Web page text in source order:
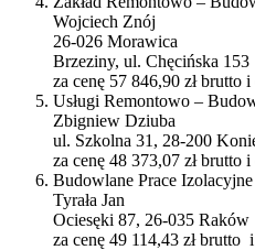
Wojciech Znój
26-026 Morawica
Brzeziny, ul. Chęcińska 153
za cenę 57 846,90 zł brutto
Usługi Remontowo –
Zbigniew Dziuba
ul. Szkolna 31, 28-200
za cenę 48 373,07 zł brutto
Budowlane Prace Izolacyjne
Tyrała Jan
Ociesęki 87, 26-035 Raków
za cenę 49 114,43 zł brutto